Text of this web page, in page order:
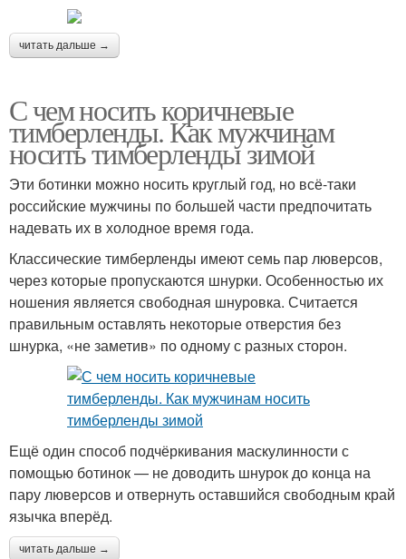
читать дальше →
С чем носить коричневые
тимберленды. Как мужчинам
носить тимберленды зимой
Эти ботинки можно носить круглый год, но всё-таки
российские мужчины по большей части предпочитать
надевать их в холодное время года.
Классические тимберленды имеют семь пар люверсов,
через которые пропускаются шнурки. Особенностью их
ношения является свободная шнуровка. Считается
правильным оставлять некоторые отверстия без
шнурка, «не заметив» по одному с разных сторон.
Ещё один способ подчёркивания маскулинности с
помощью ботинок — не доводить шнурок до конца на
пару люверсов и отвернуть оставшийся свободным край
язычка вперёд.
читать дальше →